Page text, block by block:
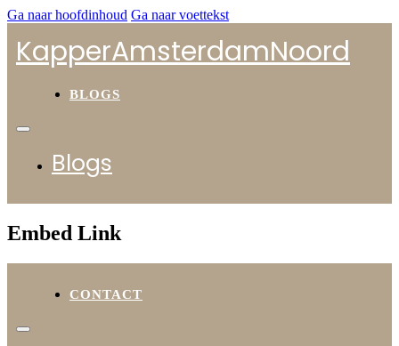
Ga naar hoofdinhoud Ga naar voettekst
KapperAmsterdamNoord
BLOGS
Blogs
Embed Link
CONTACT